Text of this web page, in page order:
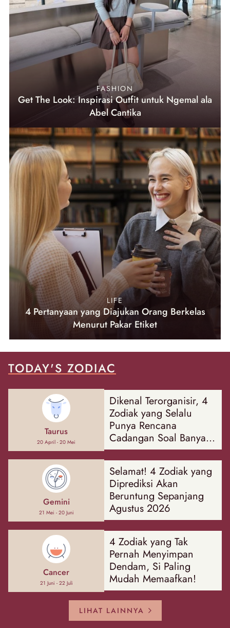
FASHION
Get The Look: Inspirasi Outfit untuk Ngemal ala
Abel Cantika
LIFE
4 Pertanyaan yang Diajukan Orang Berkelas
Menurut Pakar Etiket
TODAY'S ZODIAC
Taurus
20 April - 20 Mei
Dikenal Terorganisir, 4
Zodiak yang Selalu
Punya Rencana
Cadangan Soal Banyak
Hal
Gemini
21 Mei - 20 Juni
Selamat! 4 Zodiak yang
Diprediksi Akan
Beruntung Sepanjang
Agustus 2026
Cancer
21 Juni - 22 Juli
4 Zodiak yang Tak
Pernah Menyimpan
Dendam, Si Paling
Mudah Memaafkan!
LIHAT LAINNYA